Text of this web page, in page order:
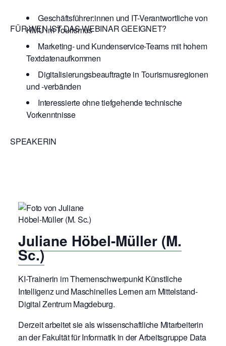
FÜR WEN IST DAS WEBINAR GEEIGNET?
Geschäftsführer:innen und IT-Verantwortliche von
KMU im Tourismus
Marketing- und Kundenservice-Teams mit hohem
Textdatenaufkommen
Digitalisierungsbeauftragte in Tourismusregionen
und -verbänden
Interessierte ohne tiefgehende technische
Vorkenntnisse
SPEAKERIN
Juliane Höbel-Müller (M.
Sc.)
KI-Trainerin im Themenschwerpunkt Künstliche
Intelligenz und Maschinelles Lernen am Mittelstand-
Digital Zentrum Magdeburg.
Derzeit arbeitet sie als wissenschaftliche Mitarbeiterin
an der Fakultät für Informatik in der Arbeitsgruppe Data